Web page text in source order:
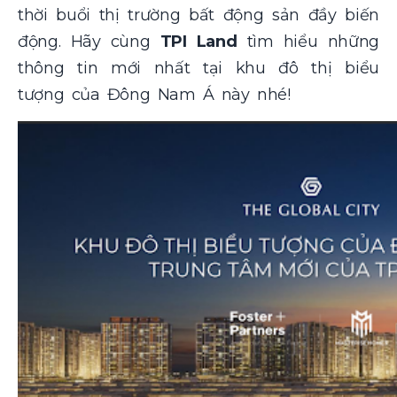
thời buổi thị trường bất động sản đầy biến
động. Hãy cùng TPI Land
tìm hiểu những
thông tin mới nhất tại khu đô thị biểu
tượng của Đông Nam Á này nhé!